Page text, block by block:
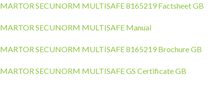
MARTOR SECUNORM MULTISAFE 8165219 Factsheet GB
MARTOR SECUNORM MULTISAFE Manual
MARTOR SECUNORM MULTISAFE 8165219 Brochure GB
MARTOR SECUNORM MULTISAFE GS Certificate GB